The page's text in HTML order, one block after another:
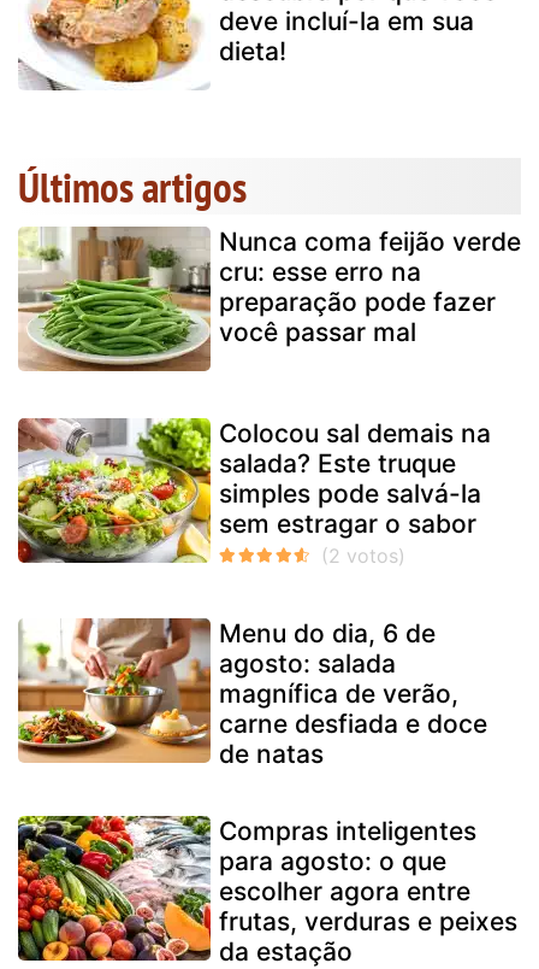
deve incluí-la em sua
dieta!
Últimos artigos
Nunca coma feijão verde
cru: esse erro na
preparação pode fazer
você passar mal
Colocou sal demais na
salada? Este truque
simples pode salvá-la
sem estragar o sabor
Menu do dia, 6 de
agosto: salada
magnífica de verão,
carne desfiada e doce
de natas
Compras inteligentes
para agosto: o que
escolher agora entre
frutas, verduras e peixes
da estação